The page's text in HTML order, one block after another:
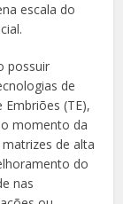
escala do
possuir
de
Embriões (TE),
momento da
de alta
do
nas